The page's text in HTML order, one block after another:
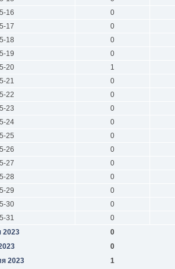
16
0
17
0
18
0
19
0
20
1
21
0
22
0
23
0
24
0
25
0
26
0
27
0
28
0
29
0
30
0
31
0
2023
0
0
2023
1